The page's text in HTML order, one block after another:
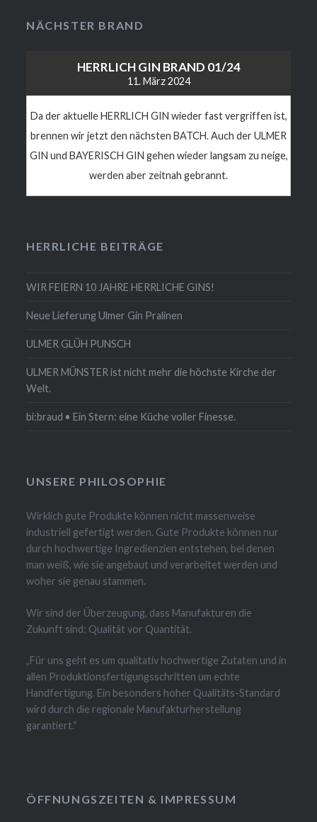
NÄCHSTER BRAND
HERRLICH GIN BRAND 01/24
11. März 2024
Da der aktuelle HERRLICH GIN wieder fast vergriffen ist,
brennen wir jetzt den nächsten BATCH. Auch der ULMER
GIN und BAYERISCH GIN gehen wieder langsam zu neige,
werden aber zeitnah gebrannt.
HERRLICHE BEITRÄGE
WIR FEIERN 10 JAHRE HERRLICHE GINS!
Neue Lieferung Ulmer Gin Pralinen
ULMER GLÜH PUNSCH
ULMER MÜNSTER ist nicht mehr die höchste Kirche der
Welt.
bi:braud • Ein Stern: eine Küche voller Finesse.
UNSERE PHILOSOPHIE
Wirklich gute Produkte können nicht massenweise
industriell gefertigt werden. Gute Produkte können nur
durch hochwertige Ingredienzien entstehen, bei denen
man weiß, wie sie angebaut und verarbeitet werden und
woher sie genau stammen.
Wir sind der Überzeugung, dass Manufakturen die
Zukunft sind: Qualität vor Quantität.
„Für uns geht es um qualitativ hochwertige Zutaten und in
allen Produktionsfertigungsschritten um echte
Handfertigung. Ein besonders hoher Qualitäts-Standard
wird durch die regionale Manufakturherstellung
garantiert.“
ÖFFNUNGSZEITEN & IMPRESSUM